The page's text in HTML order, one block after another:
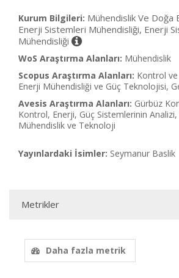
Kurum Bilgileri: Mühendislik Ve Doğa
Enerji Sistemleri Mühendisliği, Enerji
Mühendisliği
WoS Araştırma Alanları: Mühendislik
Scopus Araştırma Alanları: Kontrol
Enerji Mühendisliği ve Güç Teknolojisi,
Avesis Araştırma Alanları: Gürbüz
Kontrol, Enerji, Güç Sistemlerinin
Mühendislik ve Teknoloji
Yayınlardaki İsimler: Seymanur Baslik
Metrikler
Daha fazla metrik